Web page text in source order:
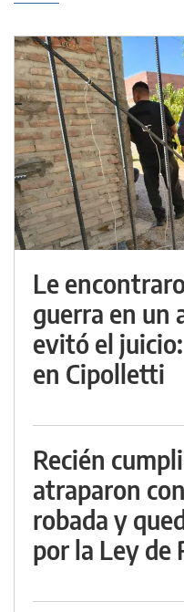
Le
guerra en un
evitó el
en Cipolletti
Recién
atraparon
robada y
por la Ley de